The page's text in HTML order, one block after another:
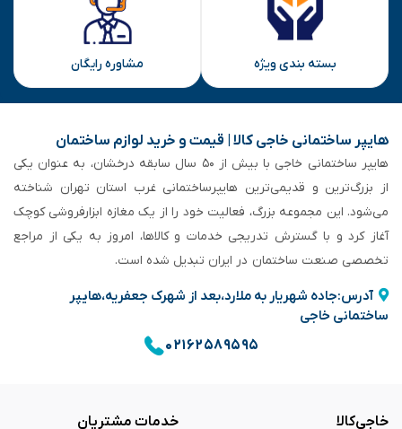
بسته بندی ویژه مشاوره رایگان
هایپر ساختمانی خاجی‌ کالا | قیمت و خرید لوازم ساختمان
هایپر ساختمانی خاجی‌ با بیش از ۵۰ سال سابقه‌ درخشان، به عنوان یکی
از بزرگ‌ترین و قدیمی‌ترین هایپرساختمانی‌ غرب استان تهران شناخته
می‌شود. این مجموعه بزرگ، فعالیت خود را از یک مغازه ابزارفروشی کوچک
آغاز کرد و با گسترش تدریجی خدمات و کالاها، امروز به یکی از مراجع
تخصصی صنعت ساختمان در ایران تبدیل شده است.
آدرس:جاده شهریار به ملارد،بعد از شهرک جعفریه،هایپر
ساختمانی خاجی
۰۲۱۶۲۵۸۹۵۹۵
خاجی‌کالا خدمات مشتریان